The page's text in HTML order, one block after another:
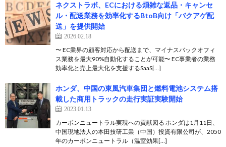
ネクストラボ、ECにおける煩雑な返品・キャンセ
ル・配送業務を効率化するBtoB向け「バクアゲ配
送」を提供開始
2026.02.18
〜 EC業界の顧客対応から配送まで、マイナスバックオフィ
ス業務を最大90%自動化することが可能〜 EC事業者の業務
効率化と売上最大化を支援するSaaS[…]
ホンダ、中国の東風汽車集団と燃料電池システム搭
載した商用トラックの走行実証実験開始
2023.01.13
カーボンニュートラル実現への貢献図る ホンダは1月11日、
中国現地法人の本田技研工業（中国）投資有限公司が、2050
年のカーボンニュートラル（温室効果[…]